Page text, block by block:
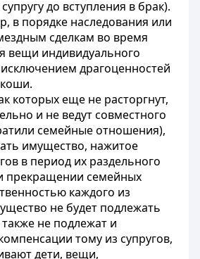
до вступления в брак).
в порядке наследования или
сделкам во время
вещи индивидуального
драгоценностей
которых еще не расторгнут,
и не ведут совместного
семейные отношения),
имущество, нажитое
в период их раздельного
прекращении семейных
каждого из
не будет подлежать
также не подлежат и
тому из супругов,
дети, вещи,